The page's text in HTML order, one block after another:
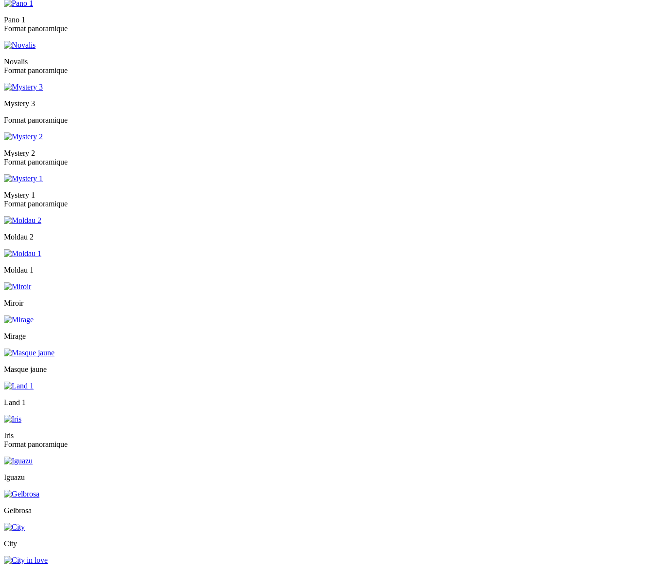
Pano 1
Format panoramique
Novalis
Format panoramique
Mystery 3
Format panoramique
Mystery 2
Format panoramique
Mystery 1
Format panoramique
Moldau 2
Moldau 1
Miroir
Mirage
Masque jaune
Land 1
Iris
Format panoramique
Iguazu
Gelbrosa
City